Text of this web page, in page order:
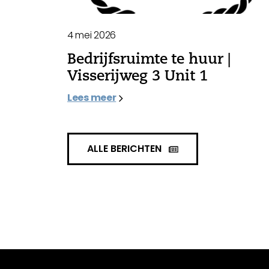
4 mei 2026
Bedrijfsruimte te huur |
Visserijweg 3 Unit 1
Lees meer
ALLE BERICHTEN